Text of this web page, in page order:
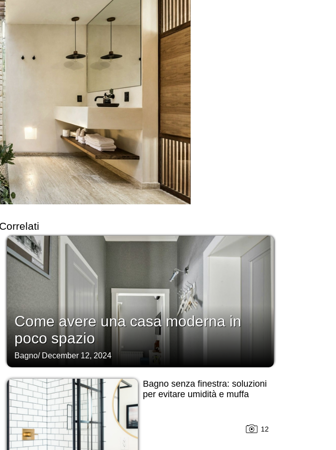
Come avere una casa moderna in
poco spazio
Bagno/ December 12, 2024
Bagno senza finestra: soluzioni
per evitare umidità e muffa
12